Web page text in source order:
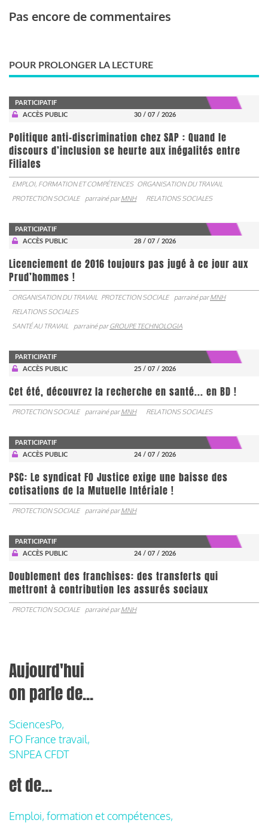
Pas encore de commentaires
POUR PROLONGER LA LECTURE
PARTICIPATIF
ACCÈS PUBLIC
30 / 07 / 2026
Politique anti-discrimination chez SAP : Quand le
discours d’inclusion se heurte aux inégalités entre
Filiales
EMPLOI, FORMATION ET COMPÉTENCES ORGANISATION DU TRAVAIL
PROTECTION SOCIALE
parrainé parMNH RELATIONS SOCIALES
PARTICIPATIF
ACCÈS PUBLIC
28 / 07 / 2026
Licenciement de 2016 toujours pas jugé à ce jour aux
Prud’hommes !
ORGANISATION DU TRAVAIL PROTECTION SOCIALE parrainé parMNH
RELATIONS SOCIALES
SANTÉ AU TRAVAIL
parrainé parGROUPE TECHNOLOGIA
PARTICIPATIF
ACCÈS PUBLIC
25 / 07 / 2026
Cet été, découvrez la recherche en santé... en BD !
PROTECTION SOCIALE parrainé parMNH RELATIONS SOCIALES
PARTICIPATIF
ACCÈS PUBLIC
24 / 07 / 2026
PSC: Le syndicat FO Justice exige une baisse des
cotisations de la Mutuelle Intériale !
PROTECTION SOCIALE parrainé parMNH
PARTICIPATIF
ACCÈS PUBLIC
24 / 07 / 2026
Doublement des franchises: des transferts qui
mettront à contribution les assurés sociaux
PROTECTION SOCIALE parrainé parMNH
Aujourd'hui
on parle de...
SciencesPo,
FO France travail,
SNPEA CFDT
et de...
Emploi, formation et compétences,